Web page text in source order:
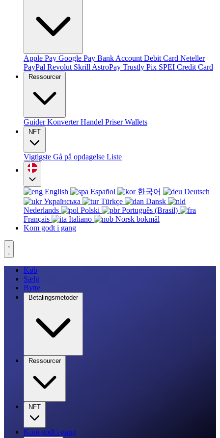
Apple Pay Google Pay Bank Account Debit Card Neteller
PayPal Revolut Skrill AstroPay Trustly Pix SPEI Credit Card
Ressourcer
GuiderKonverterHandel PriserWallets
NFT
Vigtigste Gå på opdagelse Liste
English Español 한국어
Deutsch
Українська
Türkçe
Dansk
Nederlands
Polski
Português (Brasil)
Français
Italiano
Norsk bokmål
Kom godt i gang
Køb
Sælg
Bytte
Betalingsmetoder
Ressourcer
NFT
Kom godt i gang